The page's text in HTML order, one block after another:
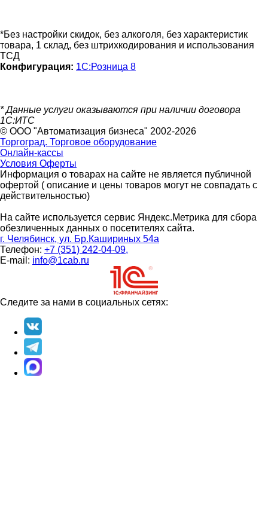
*Без настройки скидок, без алкоголя, без характеристик
товара, 1 склад, без штрихкодирования и использования
ТСД
Конфигурация: 1С:Розница 8
* Данные услуги оказываются при наличии договора
1С:ИТС
© ООО "Автоматизация бизнеса" 2002-2026
Торгоград. Торговое оборудование
Онлайн-кассы
Условия Оферты
Информация о товарах на сайте не является публичной
офертой ( описание и цены товаров могут не совпадать с
действительностью)
На сайте используется сервис Яндекс.Метрика для сбора
обезличенных данных о посетителях сайта.
г. Челябинск, ул. Бр.Кашириных 54а
Телефон: +7 (351) 242-04-09,
E-mail: info@1cab.ru
Следите за нами в социальных сетях: